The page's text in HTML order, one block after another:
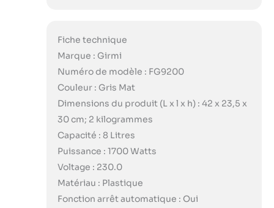
Fiche technique
Marque : Girmi
Numéro de modèle : FG9200
Couleur : Gris Mat
Dimensions du produit (L x l x h) : 42 x 23,5 x
30 cm; 2 kilogrammes
Capacité : 8 Litres
Puissance : 1700 Watts
Voltage : 230.0
Matériau : Plastique
Fonction arrêt automatique : Oui